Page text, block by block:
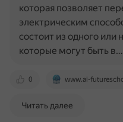
0 www.ai-
которая позволяет
электрическим
состоит из одного или
которые могут быть в…
Читать далее